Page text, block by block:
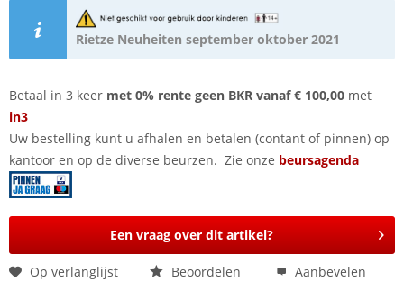
Rietze Neuheiten september oktober 2021
Betaal in 3 keer met 0% rente geen BKR vanaf € 100,00 met
in3
Uw bestelling kunt u afhalen en betalen (contant of pinnen) op
kantoor en op de diverse beurzen. Zie onze beursagenda
Een vraag over dit artikel?
Op verlanglijst Beoordelen Aanbevelen